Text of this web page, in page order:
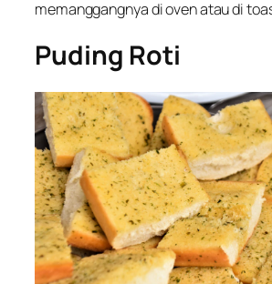
memanggangnya di oven atau di
Puding Roti